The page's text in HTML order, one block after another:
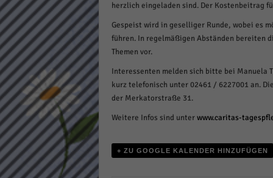
herzlich eingeladen sind. Der Kostenbeitrag
Gespeist wird in geselliger Runde, wobei es
führen. In regelmäßigen Abständen bereiten
Themen vor.
Interessenten melden sich bitte bei Manuela
kurz telefonisch unter 02461 / 6227001 an.
der Merkatorstraße 31.
Weitere Infos sind unterwww.caritas-
+ ZU GOOGLE KALENDER HINZUFÜGEN
wie